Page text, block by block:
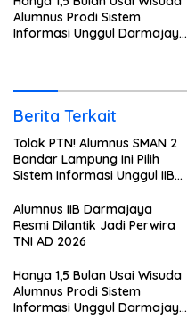
Alumnus Prodi Sistem
Informasi Unggul Darmajaya
Berita Terkait
Tolak PTN! Alumnus SMAN 2
Bandar Lampung Ini Pilih
Sistem Informasi Unggul IIB
Haru
Alumnus IIB Darmajaya
Resmi Dilantik Jadi Perwira
TNI AD 2026
Hanya 1,5 Bulan Usai Wisuda
Alumnus Prodi Sistem
Informasi Unggul Darmajaya